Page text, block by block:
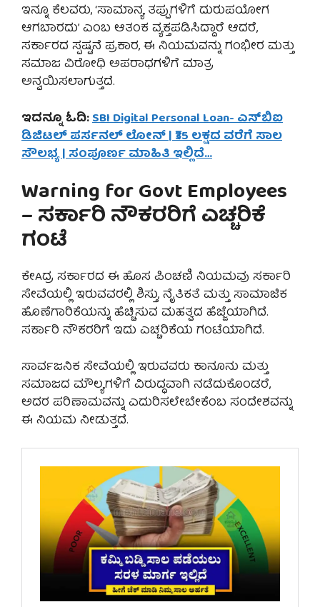
ಇನ್ನೂ ಕೆಲವರು, ‘ಸಾಮಾನ್ಯ ತಪ್ಪುಗಳಿಗೆ ದುರುಪಯೋಗ
ಆಗಬಾರದು’ ಎಂಬ ಆತಂಕ ವ್ಯಕ್ತಪಡಿಸಿದ್ದಾರೆ ಆದರೆ,
ಸರ್ಕಾರದ ಸ್ಪಷ್ಟನೆ ಪ್ರಕಾರ, ಈ ನಿಯಮವನ್ನು ಗಂಭೀರ ಮತ್ತು
ಸಮಾಜ ವಿರೋಧಿ ಅಪರಾಧಗಳಿಗೆ ಮಾತ್ರ
ಅನ್ವಯಿಸಲಾಗುತ್ತದೆ.
ಇದನ್ನೂ ಓದಿ:SBI Digital Personal Loan- ಎಸ್‌ಬಿಐ
ಡಿಜಿಟಲ್ ಪರ್ಸನಲ್ ಲೋನ್ | ₹35 ಲಕ್ಷದ ವರೆಗೆ ಸಾಲ
ಸೌಲಭ್ಯ | ಸಂಪೂರ್ಣ ಮಾಹಿತಿ ಇಲ್ಲಿದೆ…
Warning for Govt Employees
– ಸರ್ಕಾರಿ ನೌಕರರಿಗೆ ಎಚ್ಚರಿಕೆ
ಗಂಟೆ
ಕೇAದ್ರ ಸರ್ಕಾರದ ಈ ಹೊಸ ಪಿಂಚಣಿ ನಿಯಮವು ಸರ್ಕಾರಿ
ಸೇವೆಯಲ್ಲಿ ಇರುವವರಲ್ಲಿ ಶಿಸ್ತು, ನೈತಿಕತೆ ಮತ್ತು ಸಾಮಾಜಿಕ
ಹೊಣೆಗಾರಿಕೆಯನ್ನು ಹೆಚ್ಚಿಸುವ ಮಹತ್ವದ ಹೆಜ್ಜೆಯಾಗಿದೆ.
ಸರ್ಕಾರಿ ನೌಕರರಿಗೆ ಇದು ಎಚ್ಚರಿಕೆಯ ಗಂಟೆಯಾಗಿದೆ.
ಸಾರ್ವಜನಿಕ ಸೇವೆಯಲ್ಲಿ ಇರುವವರು ಕಾನೂನು ಮತ್ತು
ಸಮಾಜದ ಮೌಲ್ಯಗಳಿಗೆ ವಿರುದ್ಧವಾಗಿ ನಡೆದುಕೊಂಡರೆ,
ಅದರ ಪರಿಣಾಮವನ್ನು ಎದುರಿಸಲೇಬೇಕೆಂಬ ಸಂದೇಶವನ್ನು
ಈ ನಿಯಮ ನೀಡುತ್ತದೆ.